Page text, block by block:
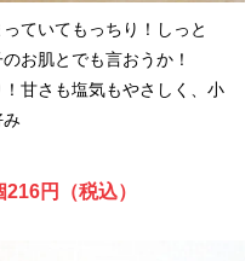
ていてもっちり！しっと
お肌とでも言おうか！
甘さも塩気もやさしく、小
み
円（税込）